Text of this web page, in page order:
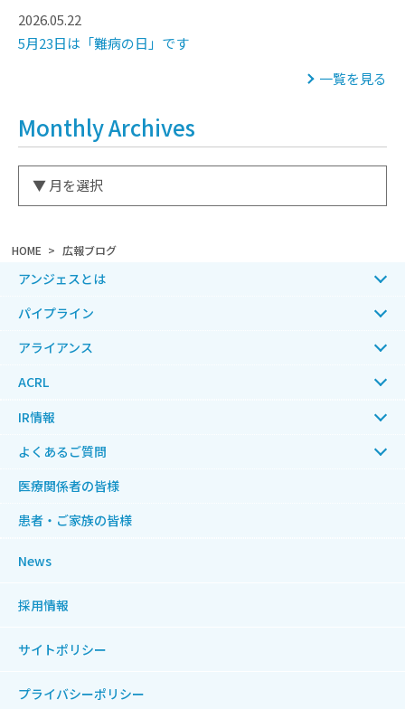
HOME 広報ブログ
2026.05.22
5月23日は「難病の日」です
一覧を見る
Monthly Archives
アンジェスとは
パイプライン
アライアンス
ACRL
IR情報
よくあるご質問
医療関係者の皆様
患者・ご家族の皆様
News
採用情報
サイトポリシー
プライバシーポリシー